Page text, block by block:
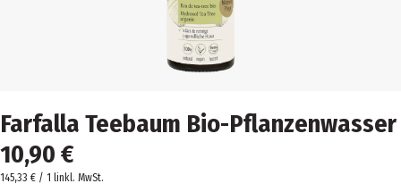
Farfalla Teebaum Bio-Pflanzenwasser
10,90 €
145,33 € / 1 linkl. MwSt.